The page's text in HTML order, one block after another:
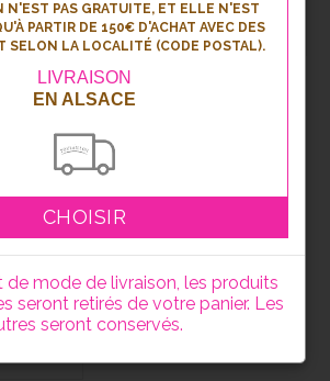
Missel garni en pâte à
moricette® 40 toasts
N'EST PAS GRATUITE, ET ELLE N'EST
PARTIR DE 150€ D'ACHAT AVEC DES
SELON LA LOCALITÉ (CODE POSTAL).
LIVRAISON
EN ALSACE
CHOISIR
de mode de livraison, les produits
seront retirés de votre panier. Les
seront conservés.